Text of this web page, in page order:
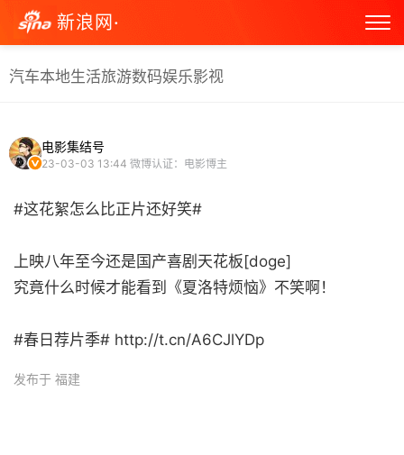
新浪网·
汽车本地生活旅游数码娱乐影视
电影集结号
23-03-03 13:44 微博认证：电影博主
#这花絮怎么比正片还好笑#
上映八年至今还是国产喜剧天花板[doge]
究竟什么时候才能看到《夏洛特烦恼》不笑啊！
#春日荐片季# http://t.cn/A6CJlYDp ​
发布于 福建